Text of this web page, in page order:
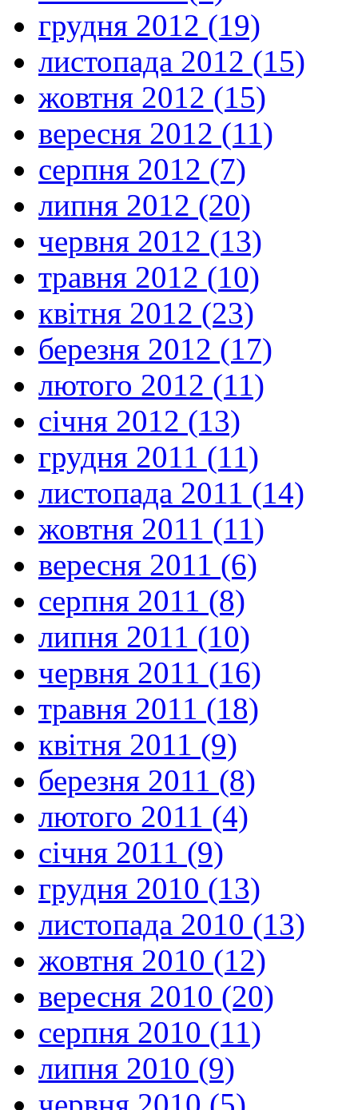
грудня 2012 (19)
листопада 2012 (15)
жовтня 2012 (15)
вересня 2012 (11)
серпня 2012 (7)
липня 2012 (20)
червня 2012 (13)
травня 2012 (10)
квітня 2012 (23)
березня 2012 (17)
лютого 2012 (11)
січня 2012 (13)
грудня 2011 (11)
листопада 2011 (14)
жовтня 2011 (11)
вересня 2011 (6)
серпня 2011 (8)
липня 2011 (10)
червня 2011 (16)
травня 2011 (18)
квітня 2011 (9)
березня 2011 (8)
лютого 2011 (4)
січня 2011 (9)
грудня 2010 (13)
листопада 2010 (13)
жовтня 2010 (12)
вересня 2010 (20)
серпня 2010 (11)
липня 2010 (9)